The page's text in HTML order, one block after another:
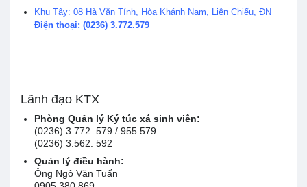
Khu Tây: 08 Hà Văn Tính, Hòa Khánh Nam, Liên Chiểu, ĐN
Điện thoại: (0236) 3.772.579
Lãnh đạo KTX
Phòng Quản lý Ký túc xá sinh viên:
(0236) 3.772. 579 / 955.579
(0236) 3.562. 592
Quản lý điều hành:
Ông Ngô Văn Tuấn